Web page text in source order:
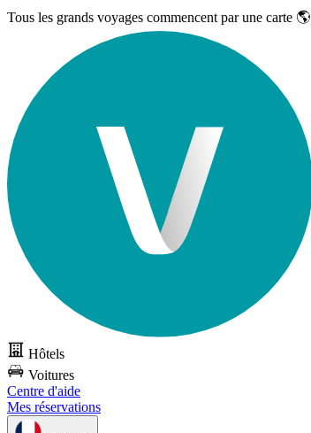
Tous les grands voyages commencent par une carte 🌎
Hôtels
Voitures
Centre d'aide
Mes réservations